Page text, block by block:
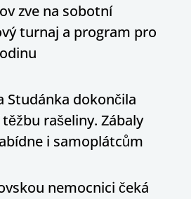
zve na sobotní
turnaj a program pro
Studánka dokončila
rašeliny. Zábaly
i samoplátcům
nemocnici čeká